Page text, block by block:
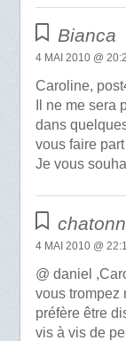
Bianca
4 MAI 2010 @
Caroline,
Il ne me
dans
vous faire
Je vous
4 MAI 2010 @
@ daniel
vous trompez
préfère être
vis à vis de